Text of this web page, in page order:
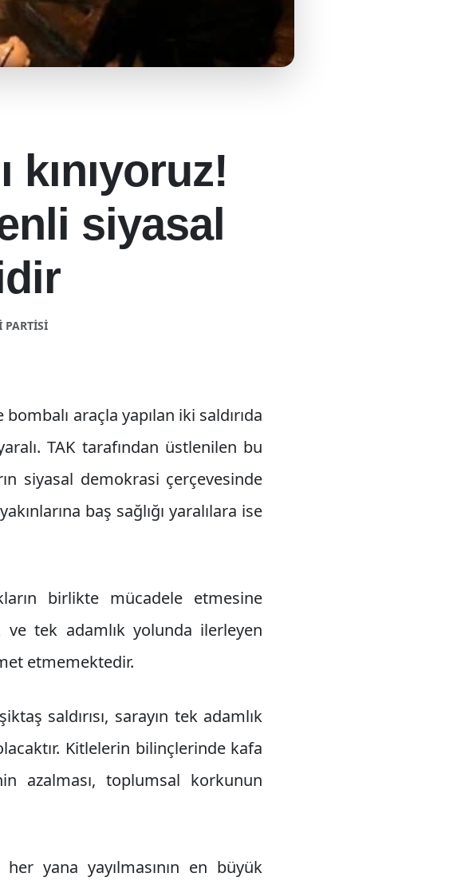
kınıyoruz!
siyasal
PARTISI
araçla yapılan iki saldırıda
TAK tarafından üstlenilen bu
siyasal demokrasi çerçevesinde
baş sağlığı yaralılara ise
birlikte mücadele etmesine
tek adamlık yolunda ilerleyen
etmemektedir.
saldırısı, sarayın tek adamlık
Kitlelerin bilinçlerinde kafa
azalması, toplumsal korkunun
yana yayılmasının en büyük